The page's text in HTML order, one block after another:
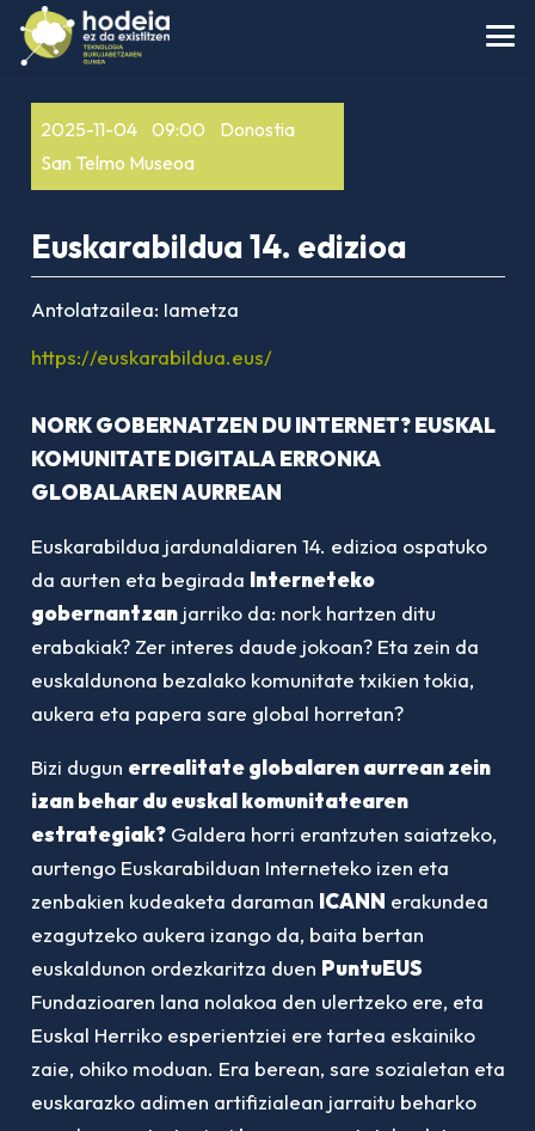
2025-11-04 09:00
Donostia
San Telmo Museoa
Euskarabildua 14. edizioa
Antolatzailea: Iametza
https://euskarabildua.eus/
NORK GOBERNATZEN DU INTERNET? EUSKAL
KOMUNITATE DIGITALA ERRONKA
GLOBALAREN AURREAN
Euskarabildua jardunaldiaren 14. edizioa ospatuko
da aurten eta begirada Interneteko
gobernantzanjarriko da: nork hartzen ditu
erabakiak? Zer interes daude jokoan? Eta zein da
euskaldunona bezalako komunitate txikien tokia,
aukera eta papera sare global horretan?
Bizi dugun errealitate globalaren aurrean zein
izan behar du euskal komunitatearen
estrategiak?Galdera horri erantzuten saiatzeko,
aurtengo Euskarabilduan Interneteko izen eta
zenbakien kudeaketa daraman ICANN erakundea
ezagutzeko aukera izango da, baita bertan
euskaldunon ordezkaritza duen PuntuEUS
Fundazioaren lana nolakoa den ulertzeko ere, eta
Euskal Herriko esperientziei ere tartea eskainiko
zaie, ohiko moduan. Era berean, sare sozialetan eta
euskarazko adimen artifizialean jarraitu beharko